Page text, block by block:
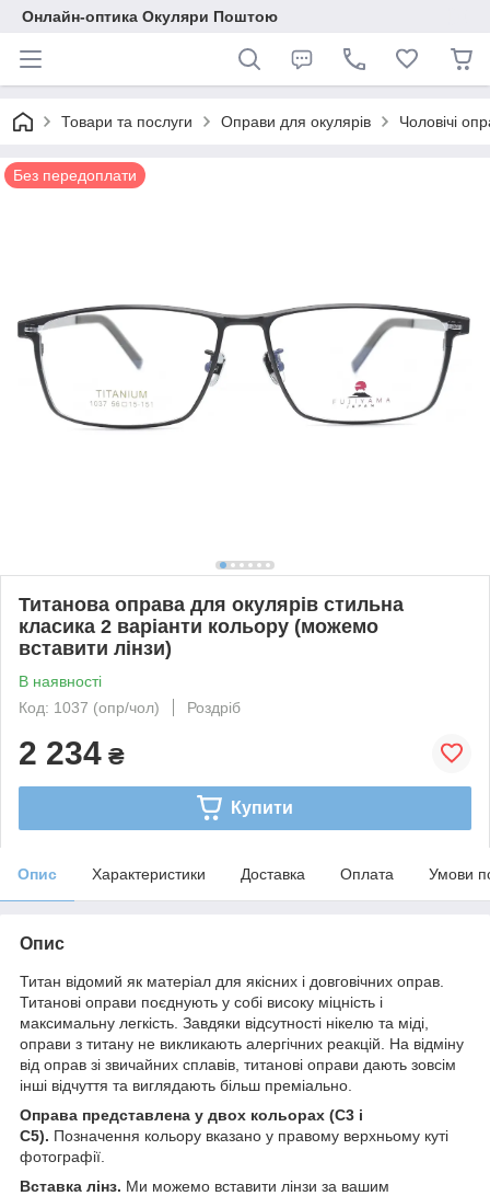
Онлайн-оптика Окуляри Поштою
Товари та послуги Оправи для окулярів Чоловічі
Без передоплати
Титанова оправа для окулярів стильна
класика 2 варіанти кольору (можемо
вставити лінзи)
В наявності
Код: 1037 (опр/чол)
Роздріб
2 234 ₴
Купити
Опис Характеристики Доставка Оплата Умови
Опис
Титан відомий як матеріал для якісних і довговічних оправ.
Титанові оправи поєднують у собі високу міцність і
максимальну легкість. Завдяки відсутності нікелю та міді,
оправи з титану не викликають алергічних реакцій. На відміну
від оправ зі звичайних сплавів, титанові оправи дають зовсім
інші відчуття та виглядають більш преміально.
Оправа представлена у двох кольорах (С3 і
С5). Позначення кольору вказано у правому верхньому куті
фотографії.
Вставка лінз. Ми можемо вставити лінзи за вашим